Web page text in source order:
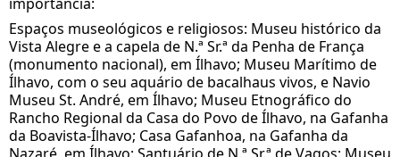
Espaços museológicos e religiosos: Museu histórico da
Vista Alegre e a capela de N.ª Sr.ª da Penha de França
(monumento nacional), em Ílhavo; Museu Marítimo de
Ílhavo, com o seu aquário de bacalhaus vivos, e Navio
Museu St. André, em Ílhavo; Museu Etnográfico do
Rancho Regional da Casa do Povo de Ílhavo, na Gafanha
da Boavista-Ílhavo; Casa Gafanhoa, na Gafanha da